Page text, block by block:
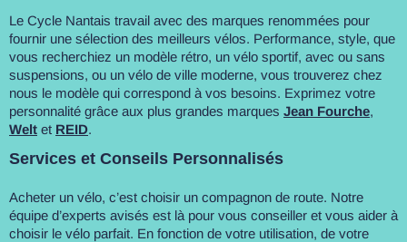
Le Cycle Nantais travail avec des marques renommées pour
fournir une sélection des meilleurs vélos. Performance, style, que
vous recherchiez un modèle rétro, un vélo sportif, avec ou sans
suspensions, ou un vélo de ville moderne, vous trouverez chez
nous le modèle qui correspond à vos besoins. Exprimez votre
personnalité grâce aux plus grandes marques Jean Fourche,
Welt et REID.
Services et Conseils Personnalisés
Acheter un vélo, c’est choisir un compagnon de route. Notre
équipe d’experts avisés est là pour vous conseiller et vous aider à
choisir le vélo parfait. En fonction de votre utilisation, de votre